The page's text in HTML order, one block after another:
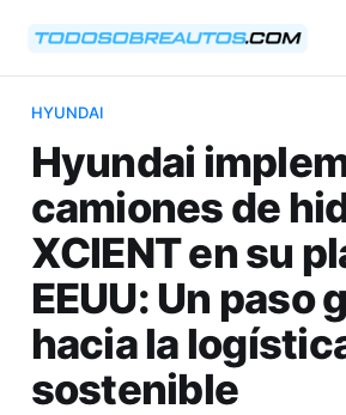
HYUNDAI
Hyundai
camiones de
XCIENT en su
EEUU: Un paso
hacia la
sostenible